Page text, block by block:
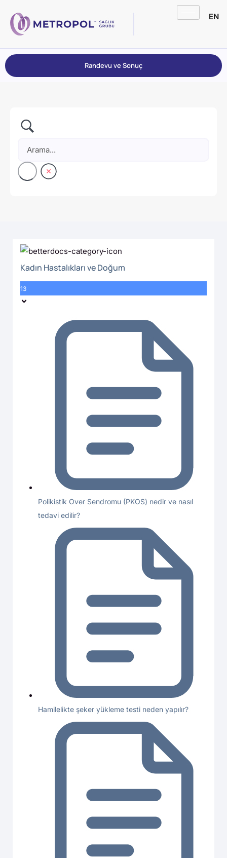
EN
Randevu ve Sonuç
Kadın Hastalıkları ve Doğum
13
Polikistik Over Sendromu (PKOS) nedir ve nasıl
tedavi edilir?
Hamilelikte şeker yükleme testi neden yapılır?